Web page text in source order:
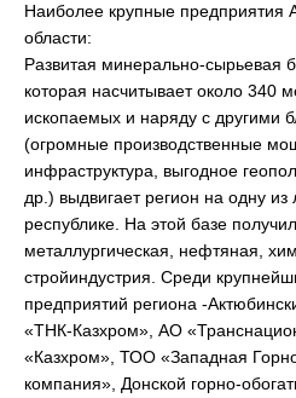
Наиболее крупные предприятия
области:
Развитая минерально-сырьевая
которая насчитывает около 340
ископаемых и наряду с другими
(огромные производственные
инфраструктура, выгодное
др.) выдвигает регион на одну
республике. На этой базе
металлургическая, нефтяная,
стройиндустрия. Среди
предприятий региона -
«ТНК-Казхром», АО
«Казхром», ТОО «Западная
компания», Донской горно-